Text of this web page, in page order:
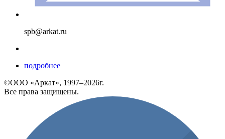
spb@arkat.ru
подробнее
©ООО «Аркат», 1997–2026г.
Все права защищены.